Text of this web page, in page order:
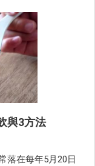
與3方法
落在每年5月20日